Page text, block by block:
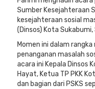
Sumber Kesejahteraan
kesejahteraan sosial
(Dinsos) Kota
Momen ini dalam
penanganan masalah
acara ini Kepala Dinsos
Hayat, Ketua TP PKK
dan bagian dari PSKS